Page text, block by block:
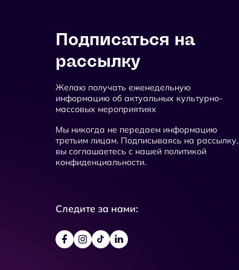
Подписаться на
рассылку
Желаю получать еженедельную
информацию об актуальных культурно-
массовых мероприятиях
Мы никогда не передаем информацию
третьим лицам. Подписываясь на рассылку,
вы соглашаетесь с нашей политикой
конфиденциальности.
Следите за нами: